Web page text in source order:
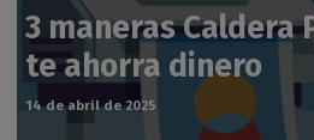
3 maneras Caldera
te ahorra dinero
14 de abril de 2025